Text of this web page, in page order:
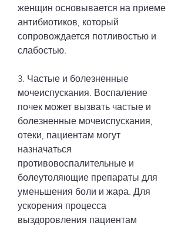
женщин основывается на приеме
антибиотиков, который
сопровождается потливостью и
слабостью.
3. Частые и болезненные
мочеиспускания. Воспаление
почек может вызвать частые и
болезненные мочеиспускания,
отеки, пациентам могут
назначаться
противовоспалительные и
болеутоляющие препараты для
уменьшения боли и жара. Для
ускорения процесса
выздоровления пациентам